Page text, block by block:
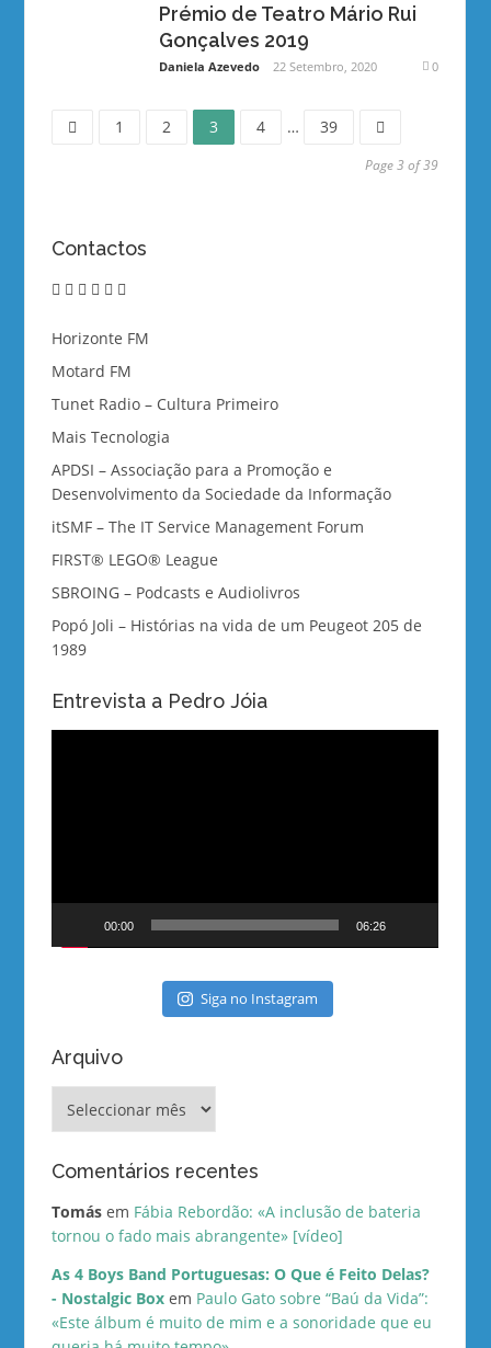
Prémio de Teatro Mário Rui
Gonçalves 2019
Daniela Azevedo 22 Setembro, 2020 0
Navegação
1 Page
2 Page
3 4 … 39
Page 3 of 39
Contactos
twitter
instagram
linkedin
vimeo
youtube
email
Horizonte FM
Motard FM
Tunet Radio – Cultura Primeiro
Mais Tecnologia
APDSI – Associação para a Promoção e
Desenvolvimento da Sociedade da Informação
itSMF – The IT Service Management Forum
FIRST® LEGO® League
SBROING – Podcasts e Audiolivros
Popó Joli – Histórias na vida de um Peugeot 205 de
1989
Entrevista a Pedro Jóia
00:00 06:26
Siga no Instagram
Arquivo
Comentários recentes
Tomásem Fábia Rebordão: «A inclusão de bateria
tornou o fado mais abrangente» [vídeo]
As 4 Boys Band Portuguesas: O Que é Feito Delas?
- Nostalgic Boxem Paulo Gato sobre “Baú da Vida”:
«Este álbum é muito de mim e a sonoridade que eu